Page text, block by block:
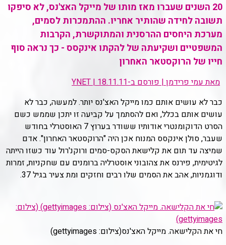
20 השנים שעברו מאז מותו של מייקל האצ'נס, לא סיפקו
תשובה לחידה שהותיר אחריו. ההתמכרות לסמים,
מערכת היחסים ההרסנית והמתוקשרת, הקרבות
המשפטיים ושקיעתה של להקתו אינקסס - כך נראה סוף
חייו של הרוקסטאר האחרון
מאת עמי פרידמן | פורסם ב-YNET | 18.11.11
כבר לא עושים אותם כמו מייקל האצ'נס יותר. למעשה, כבר לא
עושים אותם בכלל, ואם להסתמך על קביעה זו יתכן שממש כשם
הסרט הדוקומנטרי אודותיו ששודר בערוץ 7 האוסטרלי בחודש
שעבר, סולן אינקסס המנוח אכן היה "הרוקסטאר האחרון". אדם
שמיצה עד תום את קלישאת הסקס-סמים ורוקנ'רול עוד כשזו הייתה
לגיטימית, פירנס את צהובוני אוסטרליה ברומנים עם שחקניות, זמרות
ודוגמניות, אהב את הסמים שלו רבים וחזקים ומת צעיר בגיל 37.
חי את הקלישאה. מייקל האצ'נס(צילום: gettyimages)